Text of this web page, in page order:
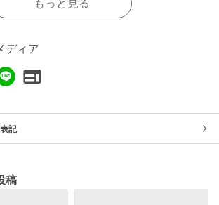
もっと見る
ディア
記
稿